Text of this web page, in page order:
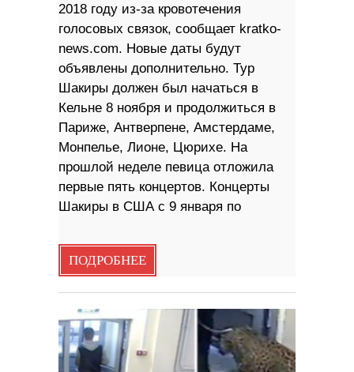
2018 году из-за кровотечения
голосовых связок, сообщает kratko-
news.com. Новые даты будут
объявлены дополнительно. Тур
Шакиры должен был начаться в
Кельне 8 ноября и продолжиться в
Париже, Антверпене, Амстердаме,
Монпелье, Лионе, Цюрихе. На
прошлой неделе певица отложила
первые пять концертов. Концерты
Шакиры в США с 9 января по
ПОДРОБНЕЕ